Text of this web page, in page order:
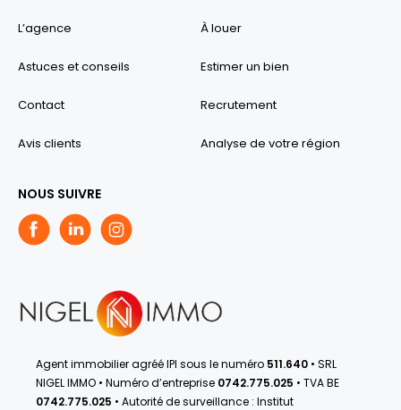
L’agence
Astuces et conseils
Contact
Avis clients
À louer
Estimer un bien
Recrutement
Analyse de votre région
NOUS SUIVRE
Agent immobilier agréé IPI sous le numéro 511.640 • SRL
NIGEL IMMO • Numéro d’entreprise 0742.775.025 • TVA BE
0742.775.025 • Autorité de surveillance : Institut